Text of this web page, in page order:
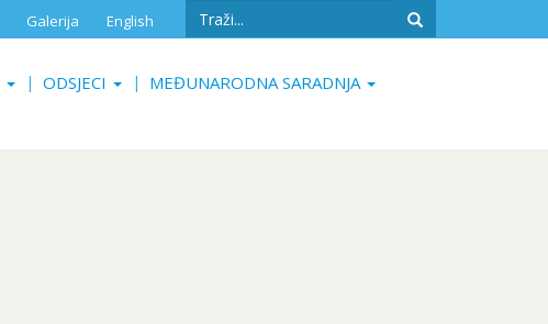
Galerija English
Search
ODSJECI MEĐUNARODNA SARADNJA